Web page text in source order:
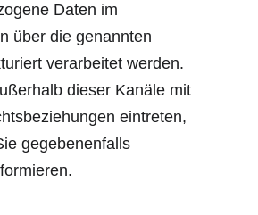
Daten im
über die genannten
verarbeitet werden.
dieser Kanäle mit
eintreten,
gegebenenfalls